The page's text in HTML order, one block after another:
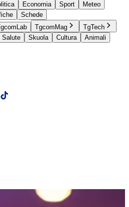
Economia Sport
Meteo
Schede
TgcomMag
TgTech
Salute Skuola Cultura
Animali